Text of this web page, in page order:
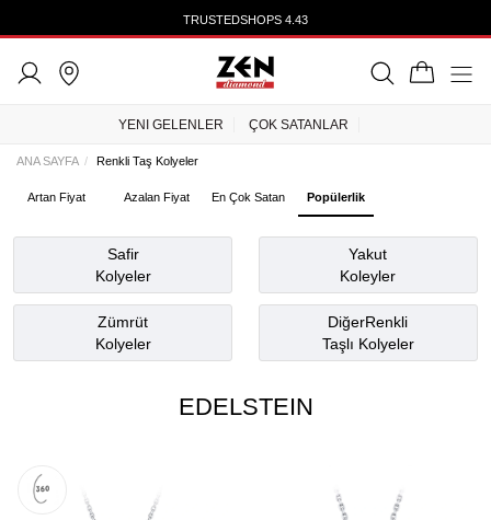
TRUSTEDSHOPS 4.43
** AYIN ÖZEL FIRSAT ÜRÜNLERİNİ KAÇIRMAYIN **
YENI GELENLER ÇOK SATANLAR
ANA SAYFA Renkli Taş Kolyeler
Artan Fiyat Azalan Fiyat En Çok Satan Popülerlik
Safir
Kolyeler
Yakut
Koleyler
Zümrüt
Kolyeler
DiğerRenkli
Taşlı Kolyeler
EDELSTEIN